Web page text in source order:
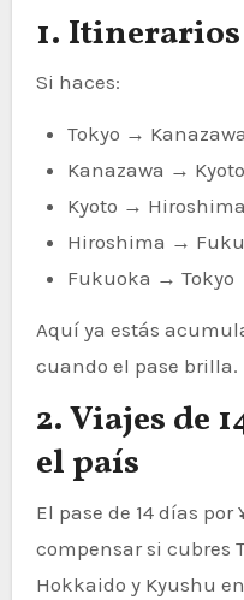
1.
Si haces:
Tokyo → Kanazawa
Kanazawa → Kyoto
Kyoto → Hiroshima
Hiroshima →
Fukuoka → Tokyo
Aquí ya estás
cuando el pase brilla.
2. Viajes de
el país
El pase de 14 días
compensar si cubres
Hokkaido y Kyushu